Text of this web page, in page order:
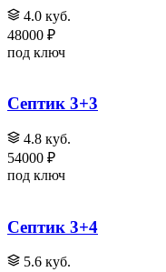
4.0 куб.
48000 ₽
под ключ
Септик 3+3
4.8 куб.
54000 ₽
под ключ
Септик 3+4
5.6 куб.